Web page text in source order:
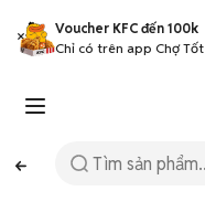
Voucher KFC đến 100k
Chỉ có trên app Chợ Tốt